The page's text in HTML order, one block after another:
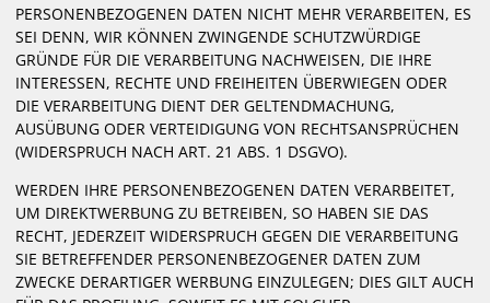
PERSONENBEZOGENEN DATEN NICHT MEHR VERARBEITEN, ES
SEI DENN, WIR KÖNNEN ZWINGENDE SCHUTZWÜRDIGE
GRÜNDE FÜR DIE VERARBEITUNG NACHWEISEN, DIE IHRE
INTERESSEN, RECHTE UND FREIHEITEN ÜBERWIEGEN ODER
DIE VERARBEITUNG DIENT DER GELTENDMACHUNG,
AUSÜBUNG ODER VERTEIDIGUNG VON RECHTSANSPRÜCHEN
(WIDERSPRUCH NACH ART. 21 ABS. 1 DSGVO).
WERDEN IHRE PERSONENBEZOGENEN DATEN VERARBEITET,
UM DIREKTWERBUNG ZU BETREIBEN, SO HABEN SIE DAS
RECHT, JEDERZEIT WIDERSPRUCH GEGEN DIE VERARBEITUNG
SIE BETREFFENDER PERSONENBEZOGENER DATEN ZUM
ZWECKE DERARTIGER WERBUNG EINZULEGEN; DIES GILT AUCH